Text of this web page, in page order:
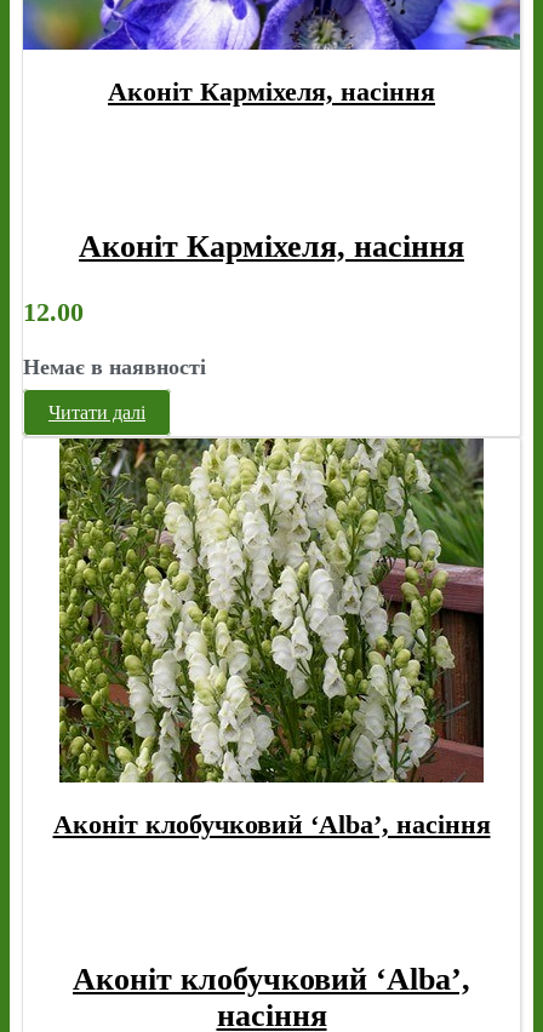
Аконіт Карміхеля, насіння
Аконіт Карміхеля, насіння
12.00
Немає в наявності
Читати далі
Аконіт клобучковий ‘Alba’, насіння
Аконіт клобучковий ‘Alba’,
насіння